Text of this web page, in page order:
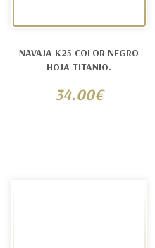
NAVAJA K25 COLOR NEGRO
HOJA TITANIO.
34.00€